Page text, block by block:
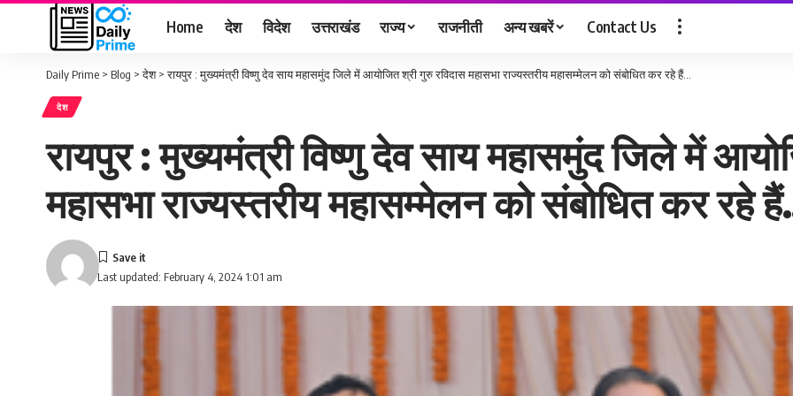
Home देश विदेश उत्तराखंड राज्य राजनीती अन्य खबरें Contact Us
Daily Prime > Blog >देश>रायपुर : मुख्यमंत्री विष्णु देव साय महासमुंद जिले में आयोजित श्री गुरु रविदास महासभा राज्यस्तरीय महासम्मेलन को संबोधित कर रहे हैं…
देश
रायपुर : मुख्यमंत्री विष्णु देव साय महासमुंद जिले में
महासभा राज्यस्तरीय महासम्मेलन को संबोधित कर रहे
Last updated: February 4, 2024 1:01 am